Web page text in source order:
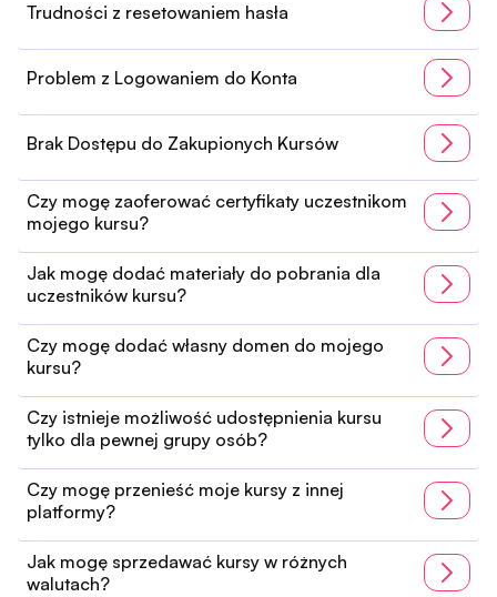
Trudności z resetowaniem hasła
Problem z Logowaniem do Konta
Brak Dostępu do Zakupionych Kursów
Czy mogę zaoferować certyfikaty uczestnikom
mojego kursu?
Jak mogę dodać materiały do pobrania dla
uczestników kursu?
Czy mogę dodać własny domen do mojego
kursu?
Czy istnieje możliwość udostępnienia kursu
tylko dla pewnej grupy osób?
Czy mogę przenieść moje kursy z innej
platformy?
Jak mogę sprzedawać kursy w różnych
walutach?